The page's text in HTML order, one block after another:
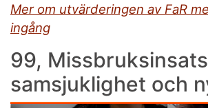
Mer om utvärderingen av FaR
ingång
99,
samsjuklighet och